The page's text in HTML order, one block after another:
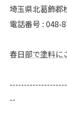
埼玉県北葛飾郡
電話番号 : 048-
春日部で塗料に
--